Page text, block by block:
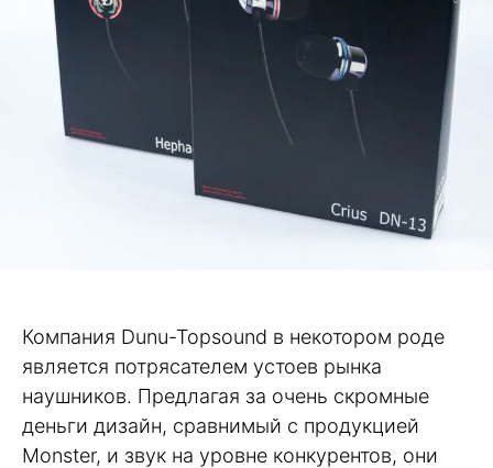
Компания Dunu-Topsound в некотором роде
является потрясателем устоев рынка
наушников. Предлагая за очень скромные
деньги дизайн, сравнимый с продукцией
Monster, и звук на уровне конкурентов, они